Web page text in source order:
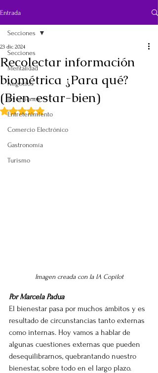
Entrada
Secciones
Mentalidad
Negocios
Inversiones
Entretenimiento
Comercio Electrónico
Gastronomía
Turismo
Secciones
Recolectar información
biométrica ¿Para qué?
(Bien-estar-bien)
23 dic 2024
Obtuvo NaN de 5 estrellas.
Imagen creada con la IA Copilot
Por Marcela Padua
El bienestar pasa por muchos ámbitos y es
resultado de circunstancias tanto externas
como internas. Hoy vamos a hablar de
algunas cuestiones externas que pueden
desequilibrarnos, quebrantando nuestro
bienestar, sobre todo en el largo plazo.